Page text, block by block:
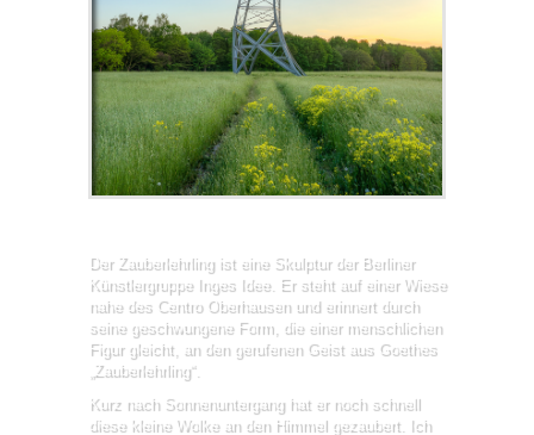
Der Zauberlehrling ist eine Skulptur der Berliner
Künstlergruppe Inges Idee. Er steht auf einer Wiese
nahe des Centro Oberhausen und erinnert durch
seine geschwungene Form, die einer menschlichen
Figur gleicht, an den gerufenen Geist aus Goethes
„Zauberlehrling“.
Kurz nach Sonnenuntergang hat er noch schnell
diese kleine Wolke an den Himmel gezaubert. Ich